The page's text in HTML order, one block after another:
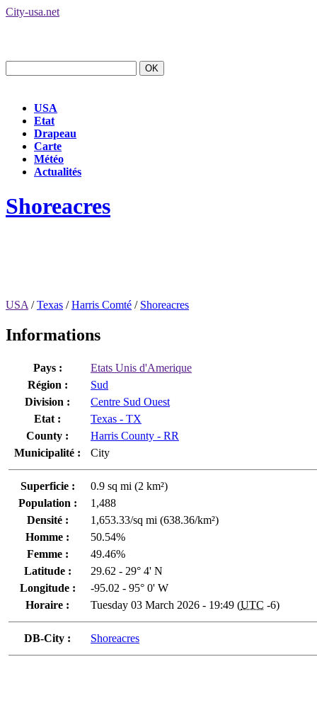
City-usa.net
USA
Etat
Drapeau
Carte
Météo
Actualités
Shoreacres
USA /Texas /Harris Comté / Shoreacres
Informations
Pays :
Etats Unis d'Amerique
Région :
Sud
Division :
Centre Sud Ouest
Etat :
Texas - TX
County :
Harris County - RR
Municipalité :
City
Superficie :
0.9 sq mi (2 km²)
Population :
1,488
Densité :
1,653.33/sq mi (638.36/km²)
Homme :
50.54%
Femme :
49.46%
Latitude :
29.62 - 29° 4' N
Longitude :
-95.02 - 95° 0' W
Horaire :
Tuesday 03 March 2026 - 19:49 (UTC -6)
DB-City : Shoreacres